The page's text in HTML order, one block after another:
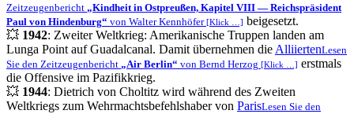
Zeitzeugenbericht
Kindheit in Ostpreußen, Kapitel VIII — Reichspräsident
Paul von Hindenburg
von Walter Kennhöfer [Klick …] beigesetzt.
💥 1942: Zweiter Weltkrieg: Amerikanische Truppen landen am
Lunga Point auf Guadalcanal. Damit übernehmen die AlliiertenLesen
Sie den Zeitzeugenbericht
Air Berlin von Bernd Herzog [Klick …] erstmals
die Offensive im Pazifikkrieg.
💥 1944: Dietrich von Choltitz wird während des Zweiten
Weltkriegs zum Wehrmachtsbefehlshaber von ParisLesen Sie den